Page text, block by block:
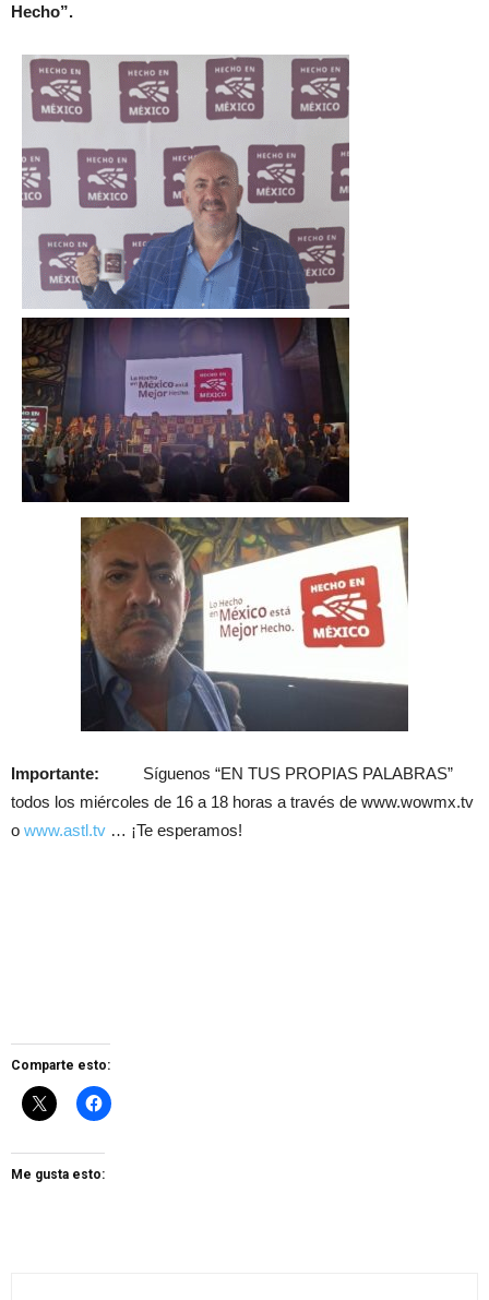
Hecho”.
Importante:
Síguenos “EN TUS PROPIAS PALABRAS”
todos los miércoles de 16 a 18 horas a través de www.wowmx.tv
o www.astl.tv … ¡Te esperamos!
Comparte esto:
Me gusta esto: